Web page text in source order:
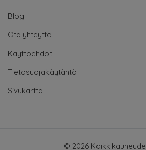
Blogi
Ota yhteyttä
Käyttöehdot
Tietosuojakäytäntö
Sivukartta
© 2026